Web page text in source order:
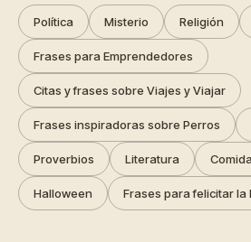
Política Misterio Religión
Frases para Emprendedores
Citas y frases sobre Viajes y Viajar
Frases inspiradoras sobre Perros
Proverbios Literatura Comida
Halloween Frases para felicitar la